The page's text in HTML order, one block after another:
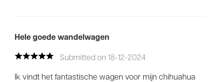
Hele goede wandelwagen
Submitted on 18-12-2024
Ik vindt het fantastische wagen voor mijn chihuahua